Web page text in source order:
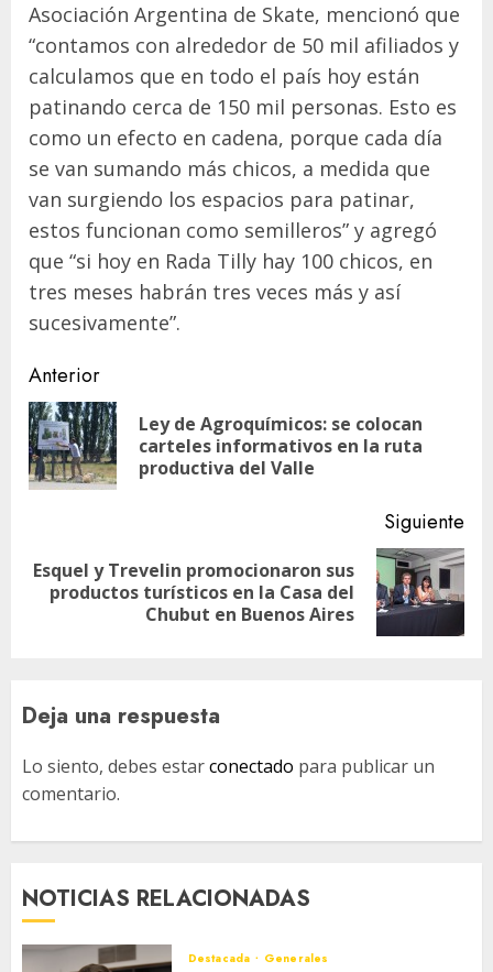
Asociación Argentina de Skate, mencionó que
“contamos con alrededor de 50 mil afiliados y
calculamos que en todo el país hoy están
patinando cerca de 150 mil personas. Esto es
como un efecto en cadena, porque cada día
se van sumando más chicos, a medida que
van surgiendo los espacios para patinar,
estos funcionan como semilleros” y agregó
que “si hoy en Rada Tilly hay 100 chicos, en
tres meses habrán tres veces más y así
sucesivamente”.
Navegación
de
entradas
Anterior
Ley de Agroquímicos: se colocan
carteles informativos en la ruta
productiva del Valle
Siguiente
Siguiente
Esquel y Trevelin promocionaron sus
productos turísticos en la Casa del
Chubut en Buenos Aires
Deja una respuesta
Lo siento, debes estarconectado para publicar un
comentario.
NOTICIAS RELACIONADAS
Destacada Generales